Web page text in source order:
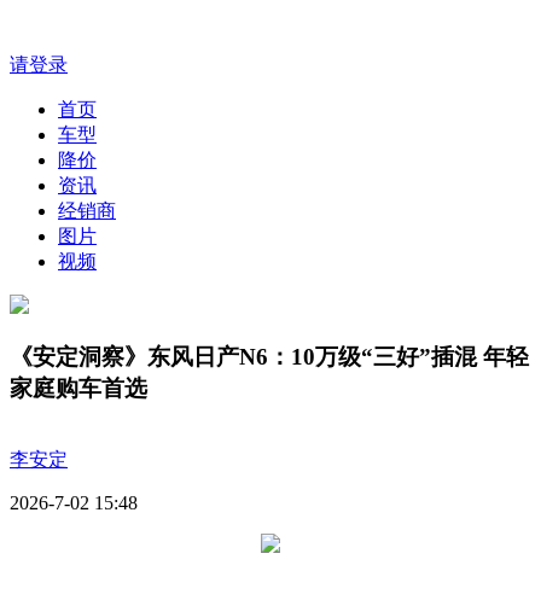
请登录
首页
车型
降价
资讯
经销商
图片
视频
《安定洞察》东风日产N6：10万级“三好”插混 年轻
家庭购车首选
李安定
2026-7-02 15:48